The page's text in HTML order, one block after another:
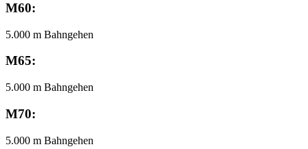
M60:
5.000 m Bahngehen
M65:
5.000 m Bahngehen
M70:
5.000 m Bahngehen